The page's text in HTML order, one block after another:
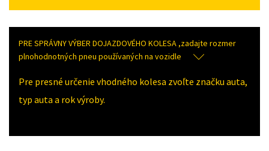
PRE SPRÁVNY VÝBER DOJAZDOVÉHO KOLESA ,zadajte rozmer
plnohodnotných pneu používaných na vozidle
Pre presné určenie vhodného kolesa zvoľte značku auta,
typ auta a rok výroby.